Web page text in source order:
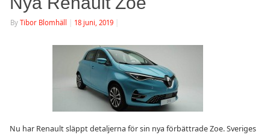
By Tibor Blomhäll 18 juni, 2019
Nu har Renault släppt detaljerna för sin nya förbättrade Zoe. Sveriges